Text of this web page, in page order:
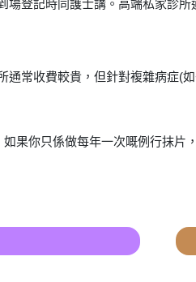
登記時同護士講。高端私家診所
通常收費較貴，但針對複雜病症(如
果你只係做每年一次嘅例行抹